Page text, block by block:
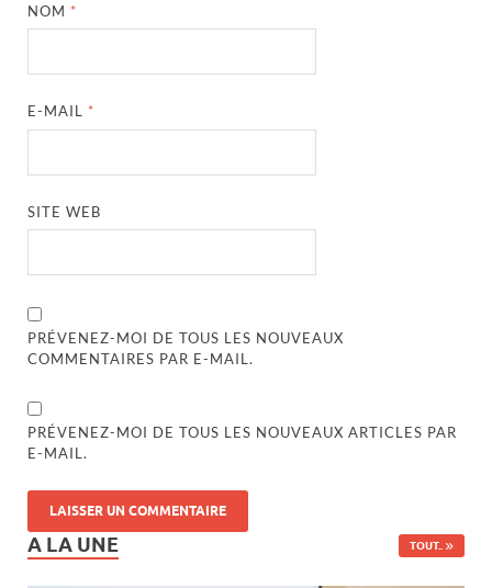
NOM *
E-MAIL *
SITE WEB
PRÉVENEZ-MOI DE TOUS LES NOUVEAUX
COMMENTAIRES PAR E-MAIL.
PRÉVENEZ-MOI DE TOUS LES NOUVEAUX ARTICLES PAR
E-MAIL.
A LA UNE TOUT..